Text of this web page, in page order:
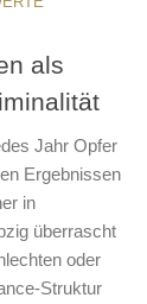
als
Jahr Opfer
Ergebnissen
in
überrascht
oder
Struktur